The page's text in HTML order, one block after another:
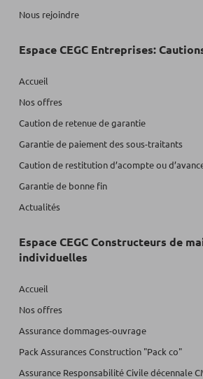
Nous rejoindre
Espace CEGC Entreprises:
Accueil
Nos offres
Caution de retenue de garantie
Garantie de paiement des sous-traitants
Caution de restitution d’acompte ou
Garantie de bonne fin
Actualités
Espace CEGC Constructeurs de
individuelles
Accueil
Nos offres
Assurance dommages-ouvrage
Pack Assurances Construction "Pack co"
Assurance Responsabilité Civile décennale